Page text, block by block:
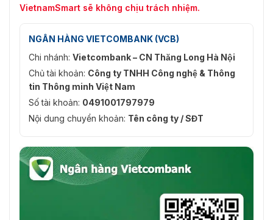
VietnamSmart sẽ không chịu trách nhiệm.
NGÂN HÀNG VIETCOMBANK (VCB)
Chi nhánh: Vietcombank – CN Thăng Long Hà Nội
Chủ tài khoản: Công ty TNHH Công nghệ & Thông
tin Thông minh Việt Nam
Số tài khoản: 0491001797979
Nội dung chuyển khoản: Tên công ty / SĐT